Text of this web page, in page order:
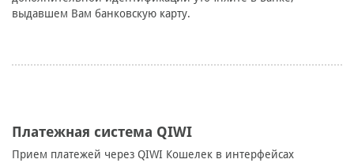
выдавшем Вам банковскую карту.
Платежная система QIWI
Прием платежей через QIWI Кошелек в интерфейсах